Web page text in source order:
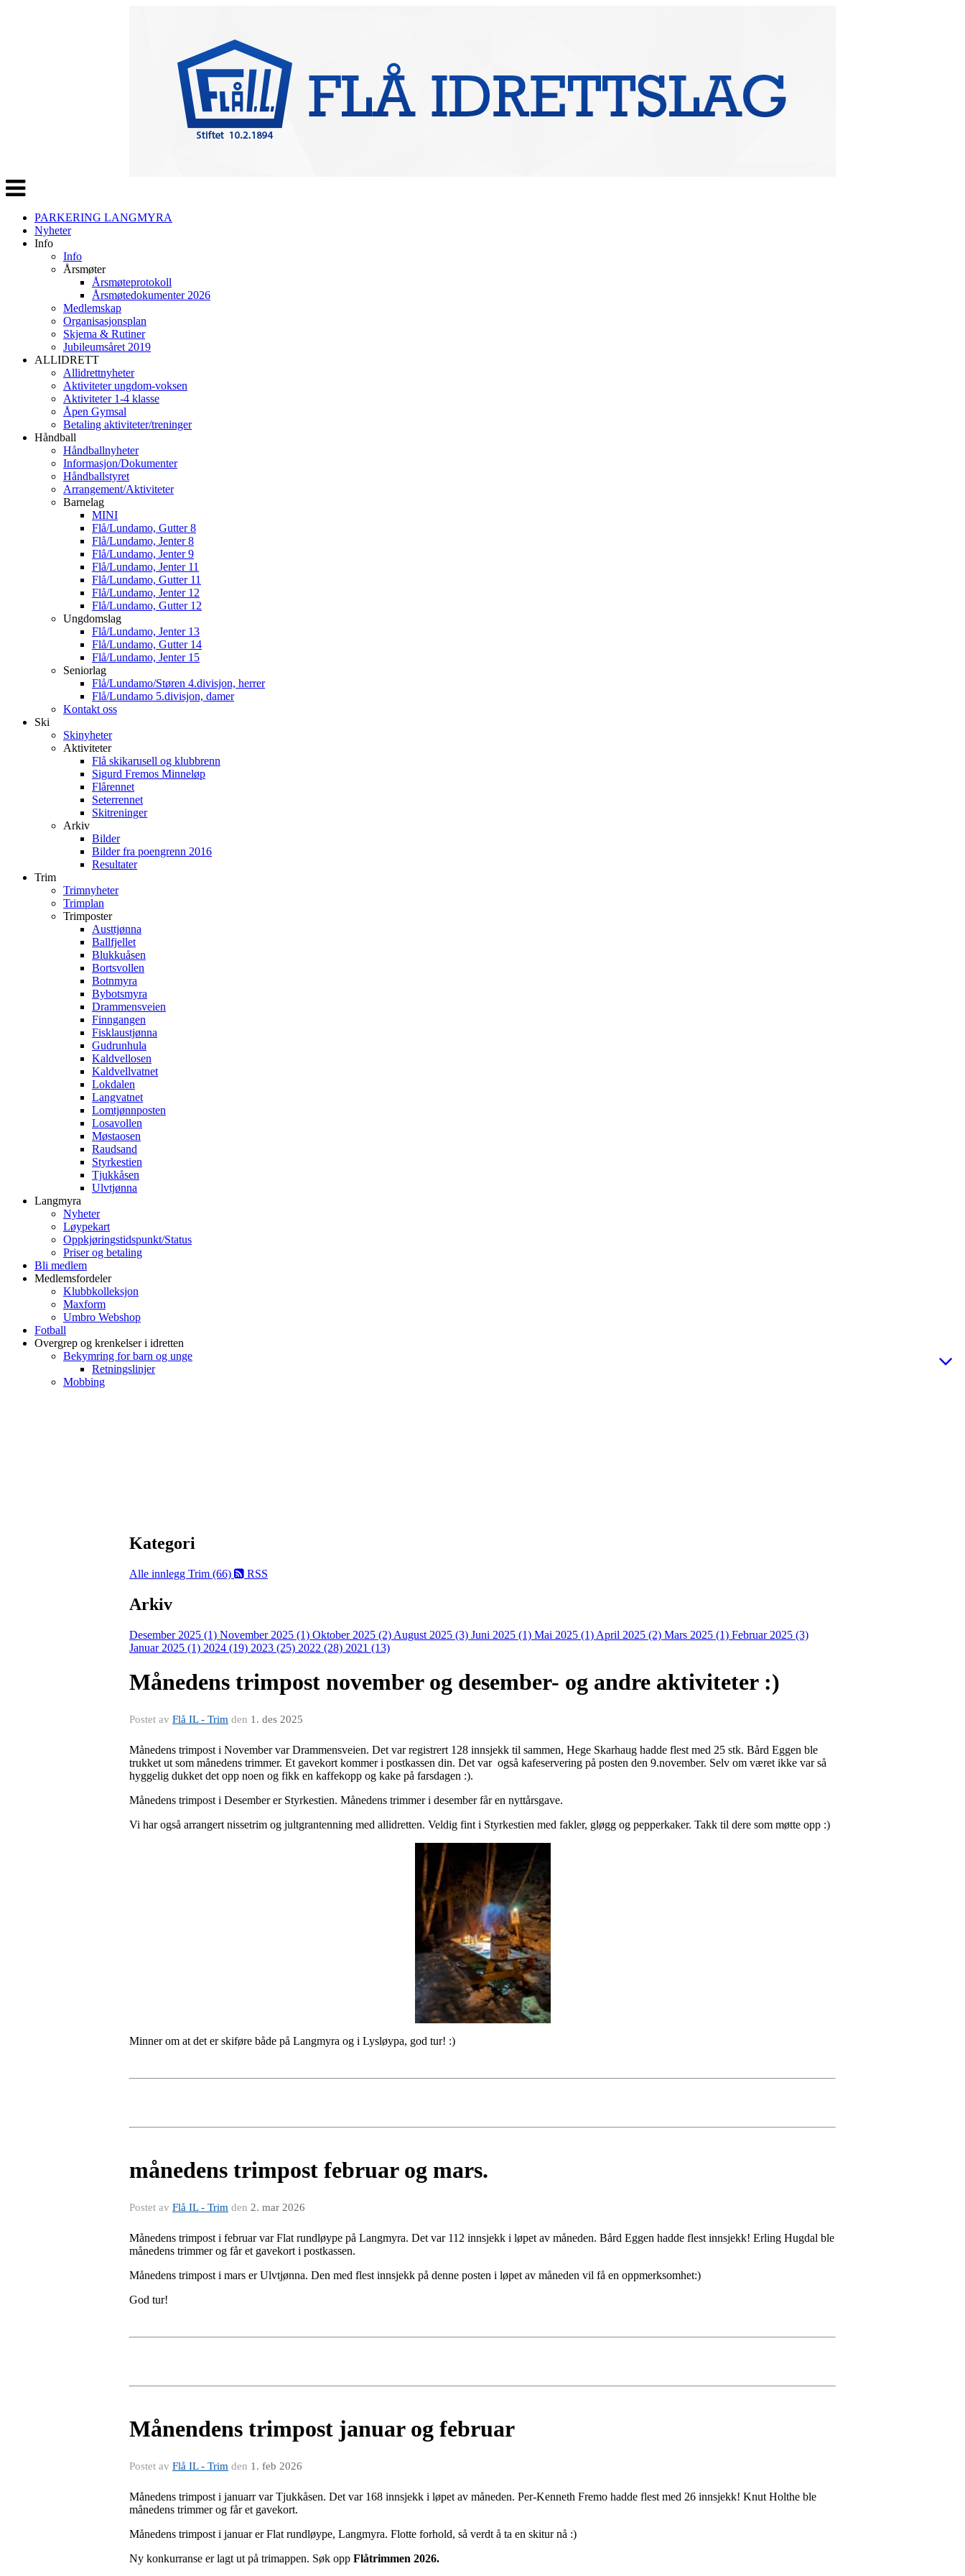
Veksle
navigasjon
PARKERING LANGMYRA
Nyheter
Info
Info
Årsmøter
Årsmøteprotokoll
Årsmøtedokumenter 2026
Medlemskap
Organisasjonsplan
Skjema & Rutiner
Jubileumsåret 2019
ALLIDRETT
Allidrettnyheter
Aktiviteter ungdom-voksen
Aktiviteter 1-4 klasse
Åpen Gymsal
Betaling aktiviteter/treninger
Håndball
Håndballnyheter
Informasjon/Dokumenter
Håndballstyret
Arrangement/Aktiviteter
Barnelag
MINI
Flå/Lundamo, Gutter 8
Flå/Lundamo, Jenter 8
Flå/Lundamo, Jenter 9
Flå/Lundamo, Jenter 11
Flå/Lundamo, Gutter 11
Flå/Lundamo, Jenter 12
Flå/Lundamo, Gutter 12
Ungdomslag
Flå/Lundamo, Jenter 13
Flå/Lundamo, Gutter 14
Flå/Lundamo, Jenter 15
Seniorlag
Flå/Lundamo/Støren 4.divisjon, herrer
Flå/Lundamo 5.divisjon, damer
Kontakt oss
Ski
Skinyheter
Aktiviteter
Flå skikarusell og klubbrenn
Sigurd Fremos Minneløp
Flårennet
Seterrennet
Skitreninger
Arkiv
Bilder
Bilder fra poengrenn 2016
Resultater
Trim
Trimnyheter
Trimplan
Trimposter
Austtjønna
Ballfjellet
Blukkuåsen
Bortsvollen
Botnmyra
Bybotsmyra
Drammensveien
Finngangen
Fisklaustjønna
Gudrunhula
Kaldvellosen
Kaldvellvatnet
Lokdalen
Langvatnet
Lomtjønnposten
Losavollen
Møstaosen
Raudsand
Styrkestien
Tjukkåsen
Ulvtjønna
Langmyra
Nyheter
Løypekart
Oppkjøringstidspunkt/Status
Priser og betaling
Bli medlem
Medlemsfordeler
Klubbkolleksjon
Maxform
Umbro Webshop
Fotball
Overgrep og krenkelser i idretten
Bekymring for barn og unge
Retningslinjer
Mobbing
Kategori
Alle innlegg Trim (66) RSS
Arkiv
Desember 2025 (1) November 2025 (1) Oktober 2025 (2) August 2025 (3) Juni 2025 (1) Mai 2025 (1) April 2025 (2) Mars 2025 (1) Februar 2025 (3)
Januar 2025 (1) 2024 (19) 2023 (25) 2022 (28) 2021 (13)
Månedens trimpost november og desember- og andre aktiviteter :)
Postet av Flå IL - Trim den 1. des 2025
Månedens trimpost i November var Drammensveien. Det var registrert 128 innsjekk til sammen, Hege Skarhaug hadde flest med 25 stk. Bård Eggen ble
trukket ut som månedens trimmer. Et gavekort kommer i postkassen din. Det var også kafeservering på posten den 9.november. Selv om været ikke var så
hyggelig dukket det opp noen og fikk en kaffekopp og kake på farsdagen :).
Månedens trimpost i Desember er Styrkestien. Månedens trimmer i desember får en nyttårsgave.
Vi har også arrangert nissetrim og jultgrantenning med allidretten. Veldig fint i Styrkestien med fakler, gløgg og pepperkaker. Takk til dere som møtte opp :)
Minner om at det er skiføre både på Langmyra og i Lysløypa, god tur! :)
månedens trimpost februar og mars.
Postet av Flå IL - Trim den 2. mar 2026
Månedens trimpost i februar var Flat rundløype på Langmyra. Det var 112 innsjekk i løpet av måneden. Bård Eggen hadde flest innsjekk! Erling Hugdal ble
månedens trimmer og får et gavekort i postkassen.
Månedens trimpost i mars er Ulvtjønna. Den med flest innsjekk på denne posten i løpet av måneden vil få en oppmerksomhet:)
God tur!
Månendens trimpost januar og februar
Postet av Flå IL - Trim den 1. feb 2026
Månedens trimpost i januarr var Tjukkåsen. Det var 168 innsjekk i løpet av måneden. Per-Kenneth Fremo hadde flest med 26 innsjekk! Knut Holthe ble
månedens trimmer og får et gavekort.
Månedens trimpost i januar er Flat rundløype, Langmyra. Flotte forhold, så verdt å ta en skitur nå :)
Ny konkurranse er lagt ut på trimappen. Søk opp Flåtrimmen 2026.